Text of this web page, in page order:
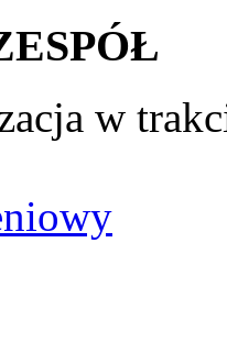
w